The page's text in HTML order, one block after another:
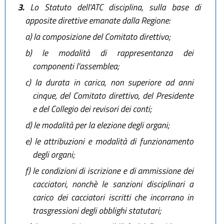
3.Lo Statuto dell'ATC disciplina, sulla base di
apposite direttive emanate dalla Regione:
a)la composizione del Comitato direttivo;
b)le modalità di rappresentanza dei
componenti l'assemblea;
c)la durata in carica, non superiore ad anni
cinque, del Comitato direttivo, del Presidente
e del Collegio dei revisori dei conti;
d)le modalità per la elezione degli organi;
e)le attribuzioni e modalità di funzionamento
degli organi;
f)le condizioni di iscrizione e di ammissione dei
cacciatori, nonchè le sanzioni disciplinari a
carico dei cacciatori iscritti che incorrano in
trasgressioni degli obblighi statutari;